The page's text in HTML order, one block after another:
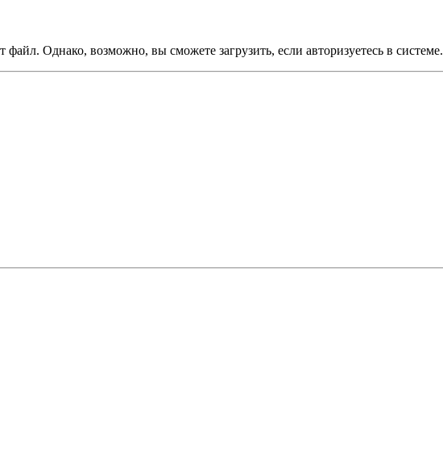
Однако, возможно, вы сможете загрузить, если авторизуетесь в системе.